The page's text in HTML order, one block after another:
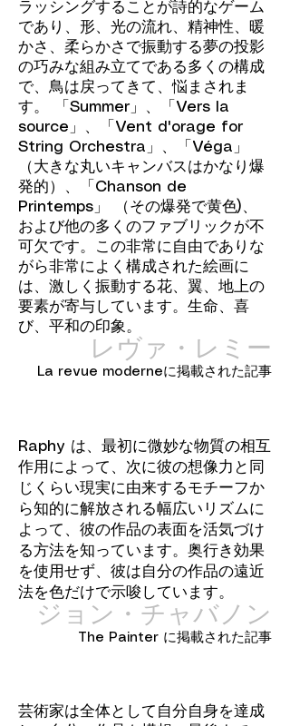
ラッシングすることが詩的なゲーム
であり、形、光の流れ、精神性、暖
かさ、柔らかさで振動する夢の投影
の巧みな組み立てである多くの構成
で、鳥は戻ってきて、悩まされま
す。 「Summer」、「Vers la
source」、「Vent d'orage for
String Orchestra」、「Véga」
（大きな丸いキャンバスはかなり爆
発的）、「Chanson de
Printemps」 （その爆発で黄色)、
および他の多くのファブリックが不
可欠です。この非常に自由でありな
がら非常によく構成された絵画に
は、激しく振動する花、翼、地上の
要素が寄与しています。生命、喜
び、平和の印象。
レヴァ・レミー
La revue moderneに掲載された記事
Raphy は、最初に微妙な物質の相互
作用によって、次に彼の想像力と同
じくらい現実に由来するモチーフか
ら知的に解放される幅広いリズムに
よって、彼の作品の表面を活気づけ
る方法を知っています。奥行き効果
を使用せず、彼は自分の作品の遠近
法を色だけで示唆しています。
ジョン・チャバノン
The Painter に掲載された記事
芸術家は全体として自分自身を達成